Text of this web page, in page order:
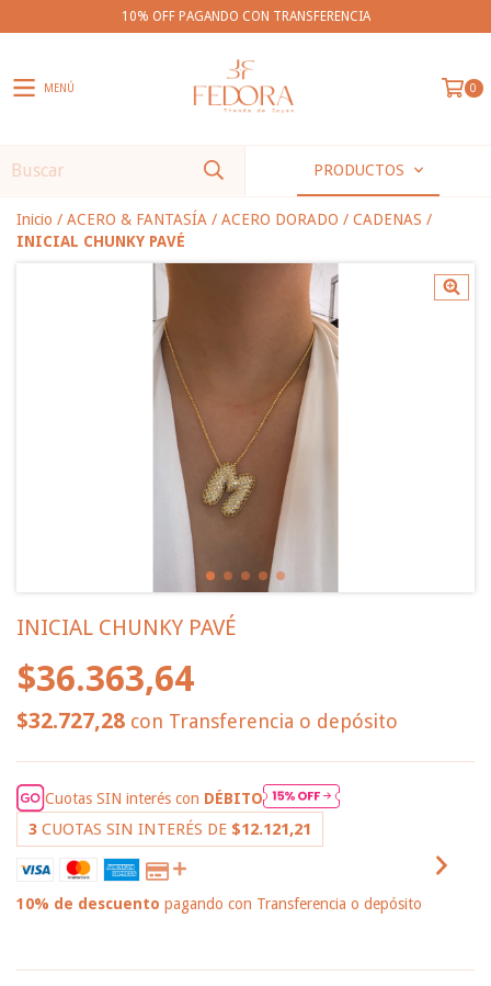
10% OFF PAGANDO CON TRANSFERENCIA
MENÚ 0
PRODUCTOS
Inicio / ACERO & FANTASÍA / ACERO DORADO / CADENAS /
INICIAL CHUNKY PAVÉ
INICIAL CHUNKY PAVÉ
$36.363,64
$32.727,28 con Transferencia o depósito
Cuotas SIN interés con DÉBITO
3 CUOTAS SIN INTERÉS DE $12.121,21
10% de descuento pagando con Transferencia o depósito